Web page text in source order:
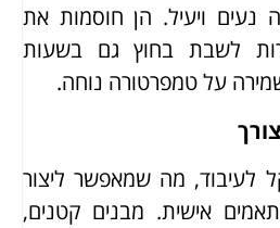
נעים ויעיל. הן חוסמות את
לשבת בחוץ גם בשעות
על טמפרטורה נוחה.
לעיבוד, מה שמאפשר ליצור
אישית. מבנים קטנים,